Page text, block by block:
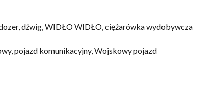
dźwig, WIDŁO WIDŁO, ciężarówka wydobywcza
pojazd komunikacyjny, Wojskowy pojazd